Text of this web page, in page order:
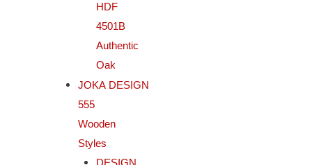
HDF
4501B
Authentic
Oak
JOKA DESIGN
555
Wooden
Styles
DESIGN